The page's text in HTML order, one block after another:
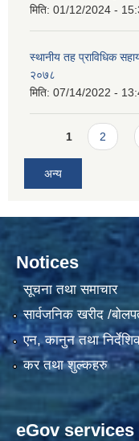
मिति: 01/12/2024 -
स्थानीय तह प्राविधिक
२०७८
मिति: 07/14/2022 -
Pages
1 2
अन्य
Notices
सूचना तथा समाचार
सार्वजनिक खरीद /
एन, कानुन तथा
कर तथा शुल्कहरु
eGov services